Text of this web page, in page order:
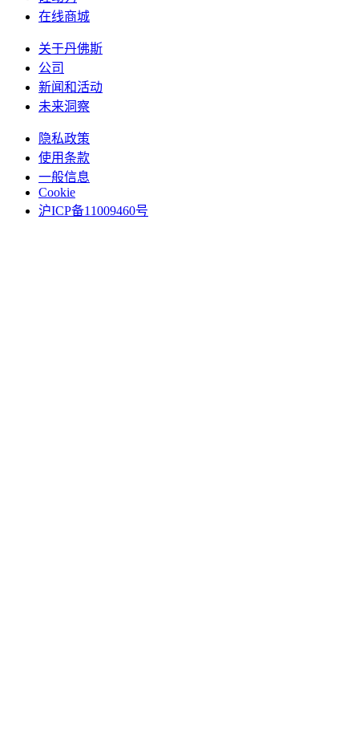
在线商城
关于丹佛斯
公司
新闻和活动
未来洞察
隐私政策
使用条款
一般信息
Cookie
沪ICP备11009460号